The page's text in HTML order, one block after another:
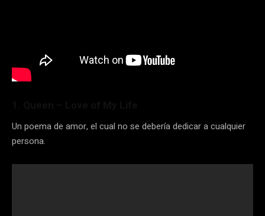
Un poema de amor, el cual no se debería dedicar a cualquier
persona.